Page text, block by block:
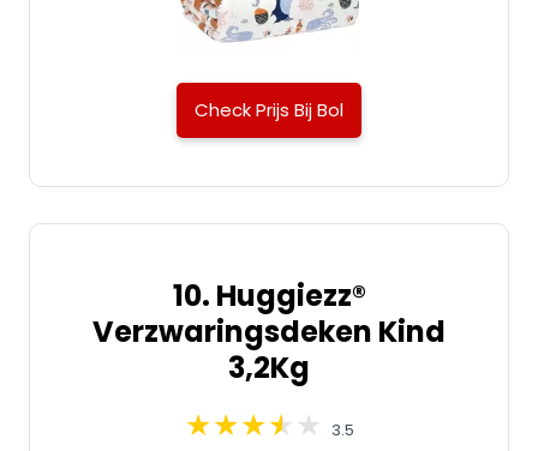
Check Prijs Bij Bol
10. Huggiezz®
Verzwaringsdeken Kind
3,2Kg
3.5